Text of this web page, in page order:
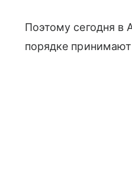
Поэтому сегодня в
порядке